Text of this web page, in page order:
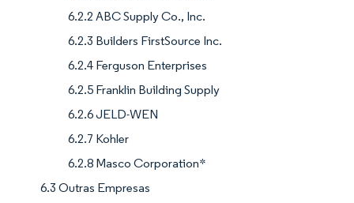
6.2.2 ABC Supply Co., Inc.
6.2.3 Builders FirstSource Inc.
6.2.4 Ferguson Enterprises
6.2.5 Franklin Building Supply
6.2.6 JELD-WEN
6.2.7 Kohler
6.2.8 Masco Corporation*
6.3 Outras Empresas